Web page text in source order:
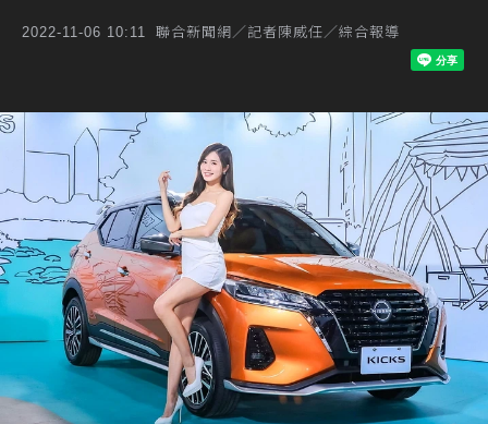
2022-11-06 10:11 聯合新聞網／記者陳威任／綜合報導